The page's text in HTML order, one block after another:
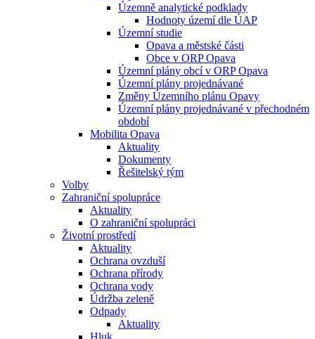
Územně analytické podklady
Hodnoty území dle ÚAP
Územní studie
Opava a městské části
Obce v ORP Opava
Územní plány obcí v ORP Opava
Územní plány projednávané
Změny Územního plánu Opavy
Územní plány projednávané v přechodném
období
Mobilita Opava
Aktuality
Dokumenty
Řešitelský tým
Volby
Zahraniční spolupráce
Aktuality
O zahraniční spolupráci
Životní prostředí
Aktuality
Ochrana ovzduší
Ochrana přírody
Ochrana vody
Údržba zeleně
Odpady
Aktuality